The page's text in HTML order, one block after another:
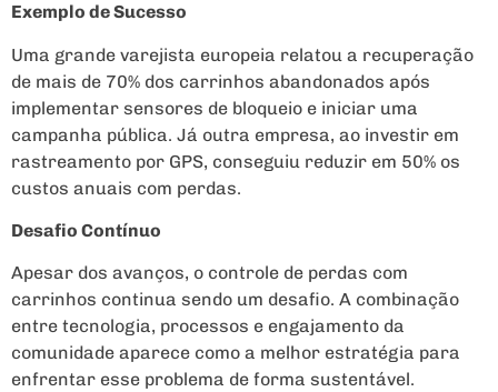
Exemplo de Sucesso
Uma grande varejista europeia relatou a recuperação
de mais de 70% dos carrinhos abandonados após
implementar sensores de bloqueio e iniciar uma
campanha pública. Já outra empresa, ao investir em
rastreamento por GPS, conseguiu reduzir em 50% os
custos anuais com perdas.
Desafio Contínuo
Apesar dos avanços, o controle de perdas com
carrinhos continua sendo um desafio. A combinação
entre tecnologia, processos e engajamento da
comunidade aparece como a melhor estratégia para
enfrentar esse problema de forma sustentável.